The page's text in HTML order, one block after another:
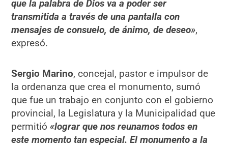
que la palabra de Dios va a poder ser
transmitida a través de una pantalla con
mensajes de consuelo, de ánimo, de deseo»,
expresó.
Sergio Marino, concejal, pastor e impulsor de
la ordenanza que crea el monumento, sumó
que fue un trabajo en conjunto con el gobierno
provincial, la Legislatura y la Municipalidad que
permitió«lograr que nos reunamos todos en
este momento tan especial. El monumento a la